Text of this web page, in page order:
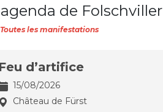
de Folschviller
les manifestations
d’artifice
15/08/2026
Château de Fürst